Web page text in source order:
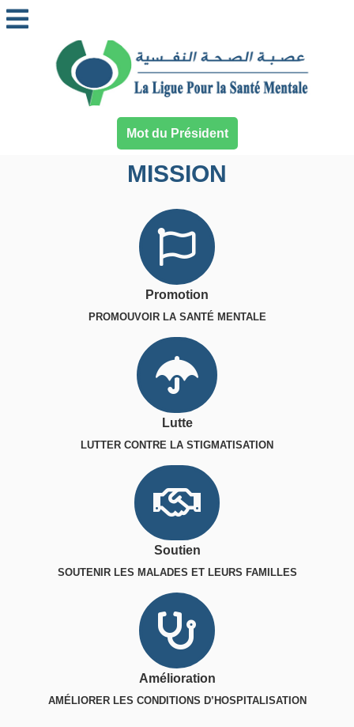
Mot du Président
MISSION
Promotion
PROMOUVOIR LA SANTÉ MENTALE
Lutte
LUTTER CONTRE LA STIGMATISATION
Soutien
SOUTENIR LES MALADES ET LEURS FAMILLES
Amélioration
AMÉLIORER LES CONDITIONS D’HOSPITALISATION